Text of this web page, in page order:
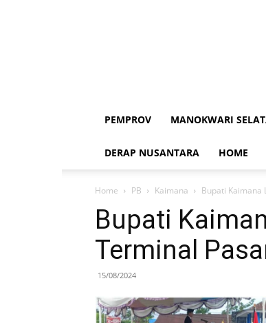
PEMPROV MANOKWARI
DERAP NUSANTARA HOME
Home PB Kaimana Bupati Kaimana
Bupati
Terminal
15/08/2024